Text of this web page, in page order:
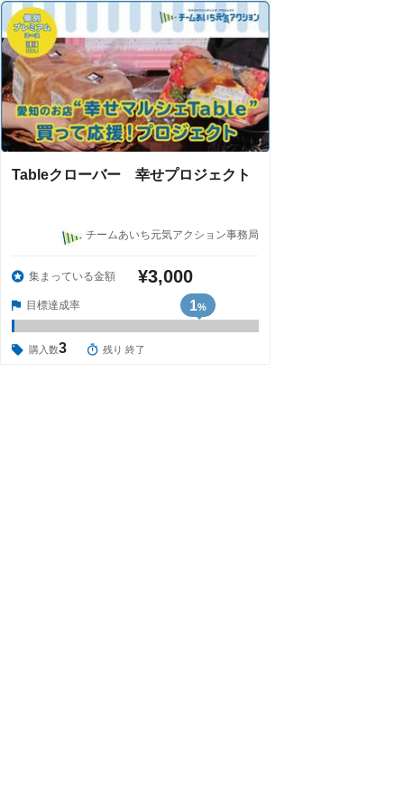
Tableクローバー 幸せプロジェクト
チームあいち元気アクション事務局
集まっている金額 ¥3,000
目標達成率 1%
購入数3 残り 終了